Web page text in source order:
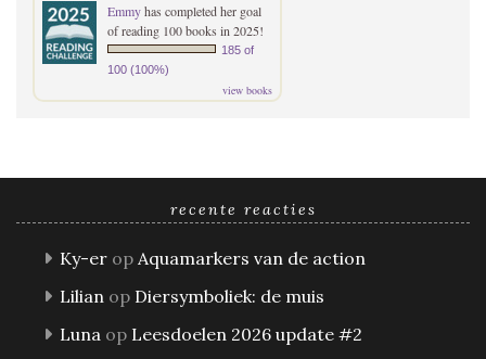
Emmyhas completed her goal
of reading 100 books in 2025!
185 of
100 (100%)
view books
recente reacties
Ky-er op Aquamarkers van de action
Lilian op Diersymboliek: de muis
Luna op Leesdoelen 2026 update #2